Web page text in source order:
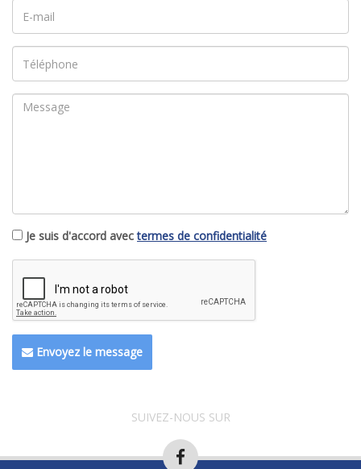
Je suis d'accord avectermes de confidentialité
Envoyez le message
SUIVEZ-NOUS SUR